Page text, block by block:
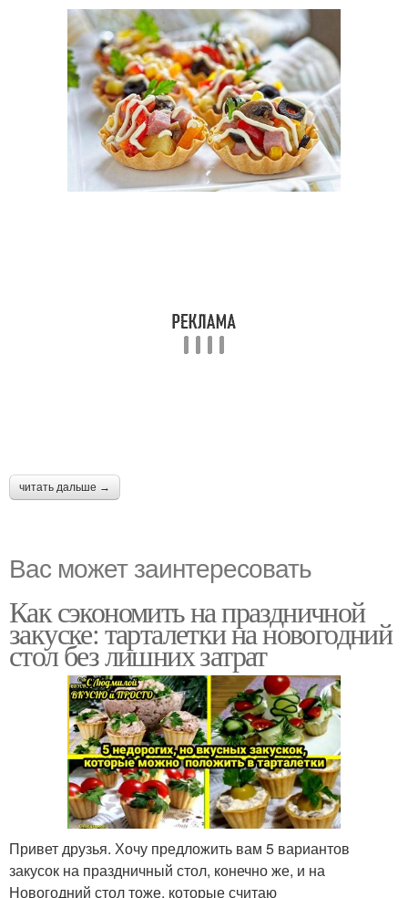
читать дальше →
Вас может заинтересовать
Как сэкономить на праздничной
закуске: тарталетки на новогодний
стол без лишних затрат
Привет друзья. Хочу предложить вам 5 вариантов
закусок на праздничный стол, конечно же, и на
Новогодний стол тоже, которые считаю